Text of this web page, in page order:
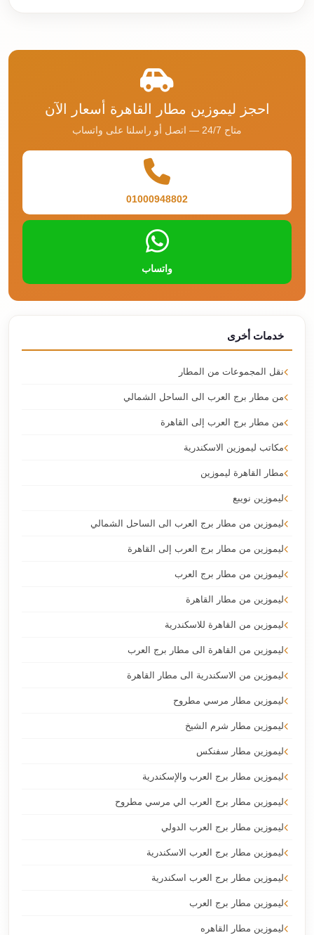
احجز ليموزين مطار القاهرة أسعار الآن
متاح 24/7 — اتصل أو راسلنا على واتساب
01000948802
واتساب
خدمات أخرى
نقل المجموعات من المطار
من مطار برج العرب الى الساحل الشمالي
من مطار برج العرب إلى القاهرة
مكاتب ليموزين الاسكندرية
مطار القاهرة ليموزين
ليموزين نويبع
ليموزين من مطار برج العرب الى الساحل الشمالي
ليموزين من مطار برج العرب إلى القاهرة
ليموزين من مطار برج العرب
ليموزين من مطار القاهرة
ليموزين من القاهرة للاسكندرية
ليموزين من القاهرة الى مطار برج العرب
ليموزين من الاسكندرية الى مطار القاهرة
ليموزين مطار مرسي مطروح
ليموزين مطار شرم الشيخ
ليموزين مطار سفنكس
ليموزين مطار برج العرب والإسكندرية
ليموزين مطار برج العرب الي مرسي مطروح
ليموزين مطار برج العرب الدولي
ليموزين مطار برج العرب الاسكندرية
ليموزين مطار برج العرب اسكندرية
ليموزين مطار برج العرب
ليموزين مطار القاهره